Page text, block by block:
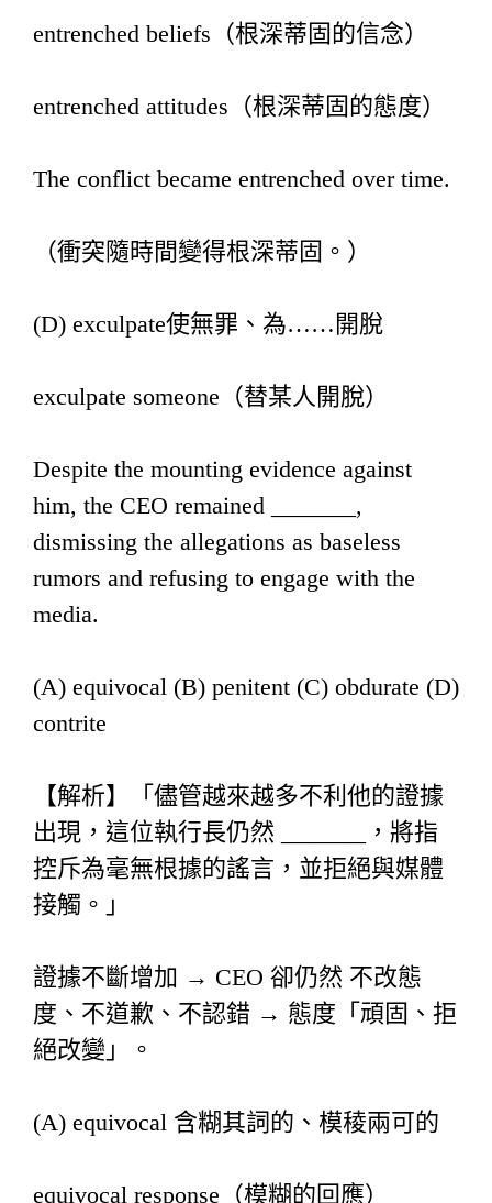
entrenched beliefs（根深蒂固的信念）
entrenched attitudes（根深蒂固的態度）
The conflict became entrenched over time.
（衝突隨時間變得根深蒂固。）
(D) exculpate使無罪、為……開脫
exculpate someone（替某人開脫）
Despite the mounting evidence against
him, the CEO remained _______,
dismissing the allegations as baseless
rumors and refusing to engage with the
media.
(A) equivocal (B) penitent (C) obdurate (D)
contrite
【解析】「儘管越來越多不利他的證據
出現，這位執行長仍然 _______，將指
控斥為毫無根據的謠言，並拒絕與媒體
接觸。」
證據不斷增加 → CEO 卻仍然 不改態
度、不道歉、不認錯 → 態度「頑固、拒
絕改變」。
(A) equivocal 含糊其詞的、模稜兩可的
equivocal response（模糊的回應）